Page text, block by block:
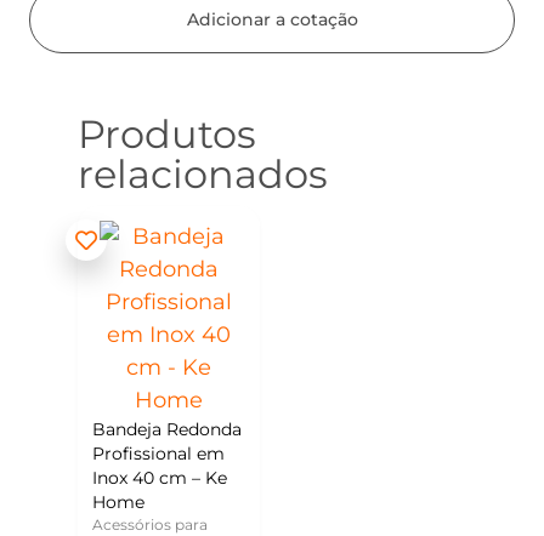
Adicionar a cotação
Produtos
relacionados
Bandeja Redonda
Profissional em
Inox 40 cm – Ke
Home
Acessórios para